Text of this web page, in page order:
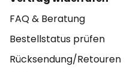
FAQ & Beratung
Bestellstatus prüfen
Rücksendung/Retouren